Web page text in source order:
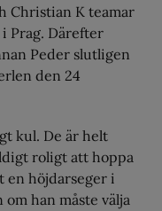
Christian K teamar
Prag. Därefter
Peder slutligen
den 24
kul. De är helt
roligt att hoppa
en höjdarseger i
han måste välja